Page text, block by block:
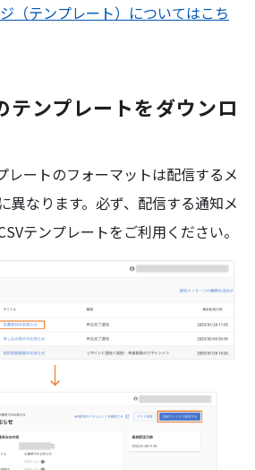
（テンプレート）についてはこち
テンプレートをダウンロ
レートのフォーマットは配信するメ
異なります。必ず、配信する通知メ
テンプレートをご利用ください。